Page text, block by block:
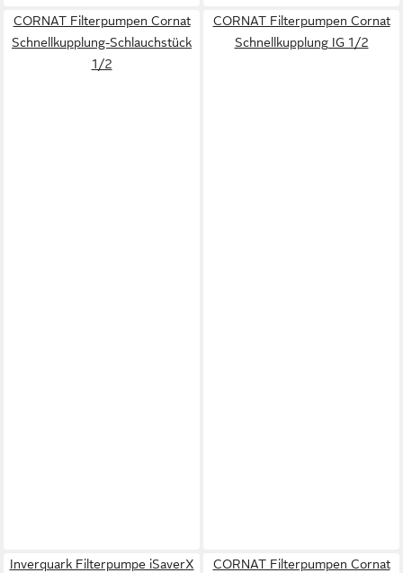
CORNAT Filterpumpen Cornat
Schnellkupplung-Schlauchstück
1/2
CORNAT Filterpumpen Cornat
Schnellkupplung IG 1/2
Inverquark Filterpumpe iSaverX
CORNAT Filterpumpen Cornat